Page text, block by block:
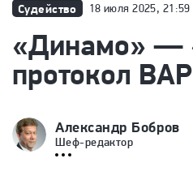
Судейство 18 июля 2025, 21:59
«Динамо» —
протокол
Александр Бобров
Шеф-редактор